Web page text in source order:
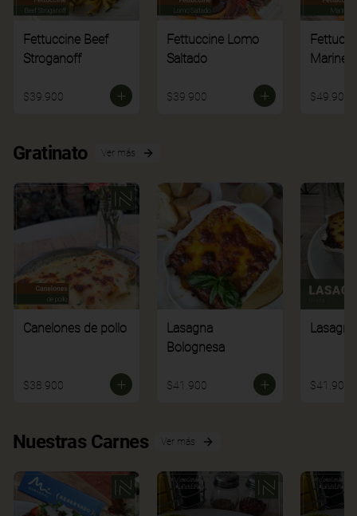
Fettuccine Beef
Stroganoff
$39.900
Fettuccine Lomo
Saltado
$39.900
Marinera
$49.900
Gratinato Ver más
Canelones de pollo
$38.900
Lasagna
Bolognesa
$41.900 $41.900
Nuestras Carnes Ver más